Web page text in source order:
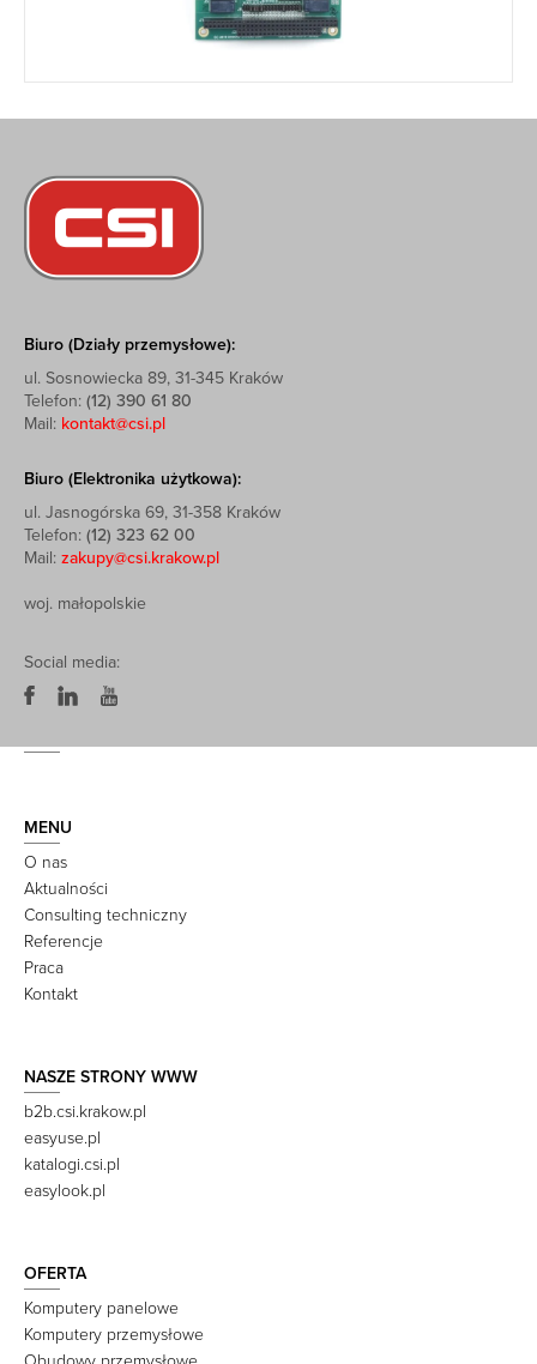
Biuro (Działy przemysłowe):
ul. Sosnowiecka 89, 31-345 Kraków
Telefon: (12) 390 61 80
Mail: kontakt@csi.pl
Biuro (Elektronika użytkowa):
ul. Jasnogórska 69, 31-358 Kraków
Telefon: (12) 323 62 00
Mail: zakupy@csi.krakow.pl
woj. małopolskie
Social media:
MENU
O nas
Aktualności
Consulting techniczny
Referencje
Praca
Kontakt
NASZE STRONY WWW
b2b.csi.krakow.pl
easyuse.pl
katalogi.csi.pl
easylook.pl
OFERTA
Komputery panelowe
Komputery przemysłowe